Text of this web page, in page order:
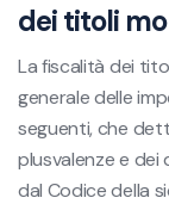
dei titoli
La fiscalità dei
generale delle
seguenti, che
plusvalenze e dei
dal Codice della